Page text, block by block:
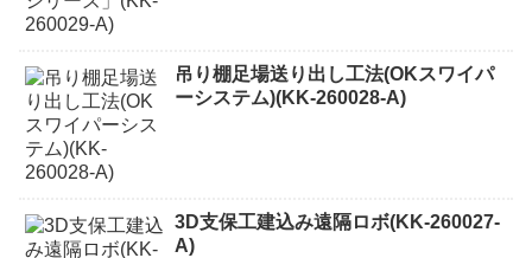
吊り棚足場送り出し工法(OKスワイパ
ーシステム)(KK-260028-A)
3D支保工建込み遠隔ロボ(KK-260027-
A)